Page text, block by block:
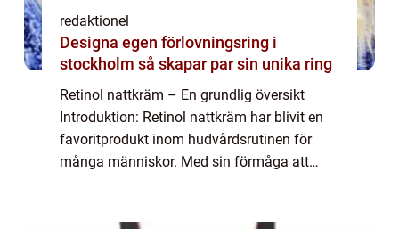
redaktionel
Designa egen förlovningsring i
stockholm så skapar par sin unika ring
Retinol nattkräm – En grundlig översikt
Introduktion: Retinol nattkräm har blivit en
favoritprodukt inom hudvårdsrutinen för
många människor. Med sin förmåga att